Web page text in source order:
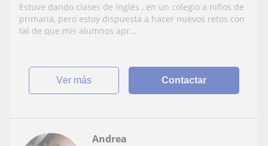
Estuve dando clases de inglés , en un colegio a niños de
primaria, pero estoy dispuesta a hacer nuevos retos con
tal de que mis alumnos apr...
ver más Contactar
Andrea